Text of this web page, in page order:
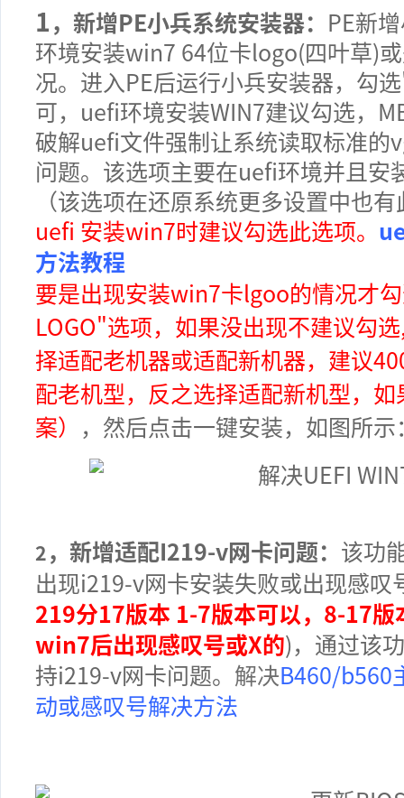
1，新增PE小兵系统安装器： PE新
环境安装win7 64位卡logo(四叶草)
况。进入PE后运行小兵安装器，勾
可，uefi环境安装WIN7建议勾选，
破解uefi文件强制让系统读取标准的
问题。 该选项主要在uefi环境并且安
（该选项在还原系统更多设置中也
uefi 安装win7时建议勾选此选项。
方法教程
要是出现安装win7卡lgoo的情况才
LOGO"选项，如果没出现不建议勾
择适配老机器或适配新机器，建议
配老机型，反之选择适配新机型， 如
案） ，然后点击一键安装， 如图所示
2， 新增适配I219-v网卡问题： 该功
出现i219-v网卡安装失败或出现感叹
219分17版本 1-7版本可以，8-17
win7后出现感叹号或X的)，通过该
持i219-v网卡问题。 解决B460/b560
动或感叹号解决方法